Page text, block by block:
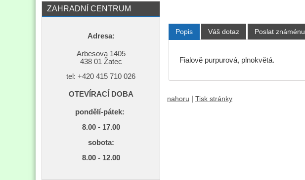
Popis Váš dotaz Poslat známénu
Fialově purpurová, plnokvětá.
nahoru Tisk stránky
ZAHRADNÍ CENTRUM
Adresa:
Arbesova 1405
438 01 Žatec
tel: +420 415 710 026
OTEVÍRACÍ DOBA
pondělí-pátek:
8.00 - 17.00
sobota:
8.00 - 12.00